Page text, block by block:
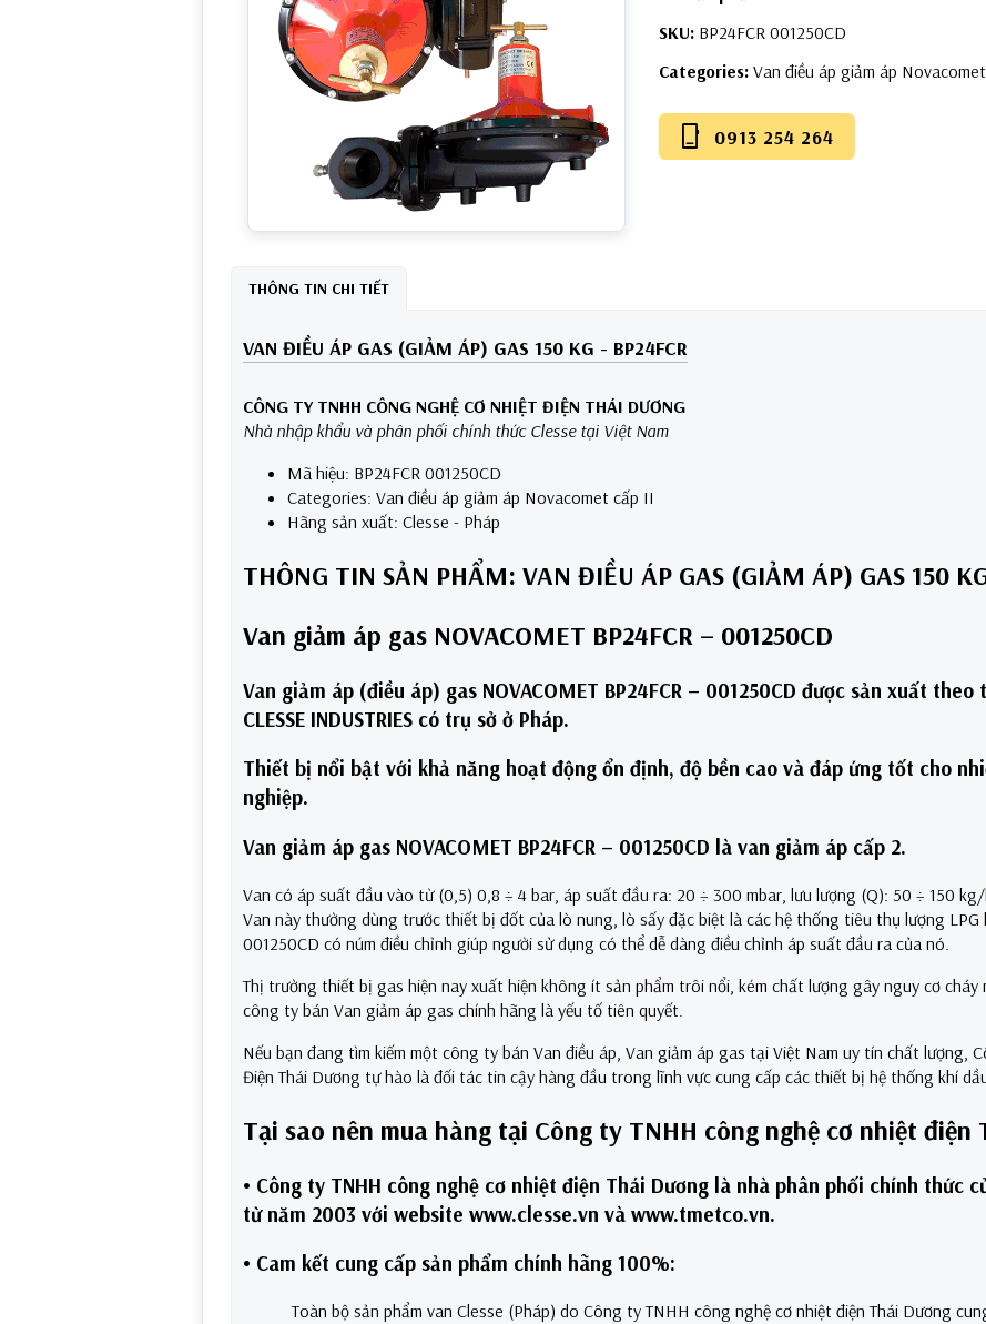
SKU: BP24FCR 001250CD
Categories: Van điều áp giảm áp
phone_iphone 0913 254 264
THÔNG TIN CHI TIẾT
VAN ĐIỀU ÁP GAS (GIẢM ÁP) GAS 150 KG - BP24FCR
CÔNG TY TNHH CÔNG NGHỆ CƠ NHIỆT ĐIỆN THÁI DƯƠNG
Nhà nhập khẩu và phân phối chính thức Clesse tại Việt Nam
Mã hiệu: BP24FCR 001250CD
Categories: Van điều áp giảm áp Novacomet cấp II
Hãng sản xuất: Clesse - Pháp
THÔNG TIN SẢN PHẨM: VAN ĐIỀU ÁP GAS (GIẢM ÁP) GAS 150
Van giảm áp gas NOVACOMET BP24FCR – 001250CD
Van giảm áp (điều áp) gas NOVACOMET BP24FCR – 001250CD được sản xuất
CLESSE INDUSTRIES có trụ sở ở Pháp.
Thiết bị nổi bật với khả năng hoạt động ổn định, độ bền cao và đáp ứng tốt cho
nghiệp.
Van giảm áp gas NOVACOMET BP24FCR – 001250CD là van giảm áp cấp 2.
Van có áp suất đầu vào từ (0,5) 0,8 ÷ 4 bar, áp suất đầu ra: 20 ÷ 300 mbar, lưu lượng (Q): 50 ÷ 150 kg/
Van này thường dùng trước thiết bị đốt của lò nung, lò sấy đặc biệt là các hệ thống tiêu thụ lượng LPG
001250CD có núm điều chỉnh giúp người sử dụng có thể dễ dàng điều chỉnh áp suất đầu ra của nó.
Thị trường thiết bị gas hiện nay xuất hiện không ít sản phẩm trôi nổi, kém chất lượng gây nguy cơ cháy
công ty bán Van giảm áp gas chính hãng là yếu tố tiên quyết.
Nếu bạn đang tìm kiếm một công ty bán Van điều áp, Van giảm áp gas tại Việt Nam uy tín chất lượng,
Điện Thái Dương tự hào là đối tác tin cậy hàng đầu trong lĩnh vực cung cấp các thiết bị hệ thống khí
Tại sao nên mua hàng tại Công ty TNHH công nghệ cơ nhiệt điện
• Công ty TNHH công nghệ cơ nhiệt điện Thái Dương là nhà phân phối chính thức
từ năm 2003 với website www.clesse.vn và www.tmetco.vn.
• Cam kết cung cấp sản phẩm chính hãng 100%:
Toàn bộ sản phẩm van Clesse (Pháp) do Công ty TNHH công nghệ cơ nhiệt điện Thái Dương